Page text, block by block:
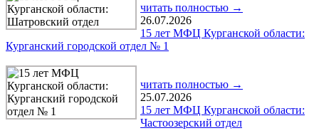
читать полностью →
26.07.2026
15 лет МФЦ Курганской области:
Курганский городской отдел № 1
читать полностью →
25.07.2026
15 лет МФЦ Курганской области:
Частоозерский отдел